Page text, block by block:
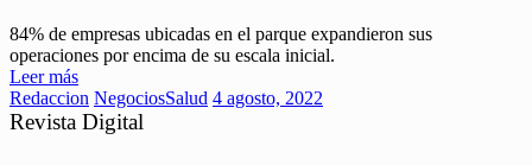
84% de empresas ubicadas en el parque expandieron sus
operaciones por encima de su escala inicial.
Leer más
Redaccion NegociosSalud 4 agosto, 2022
Revista Digital